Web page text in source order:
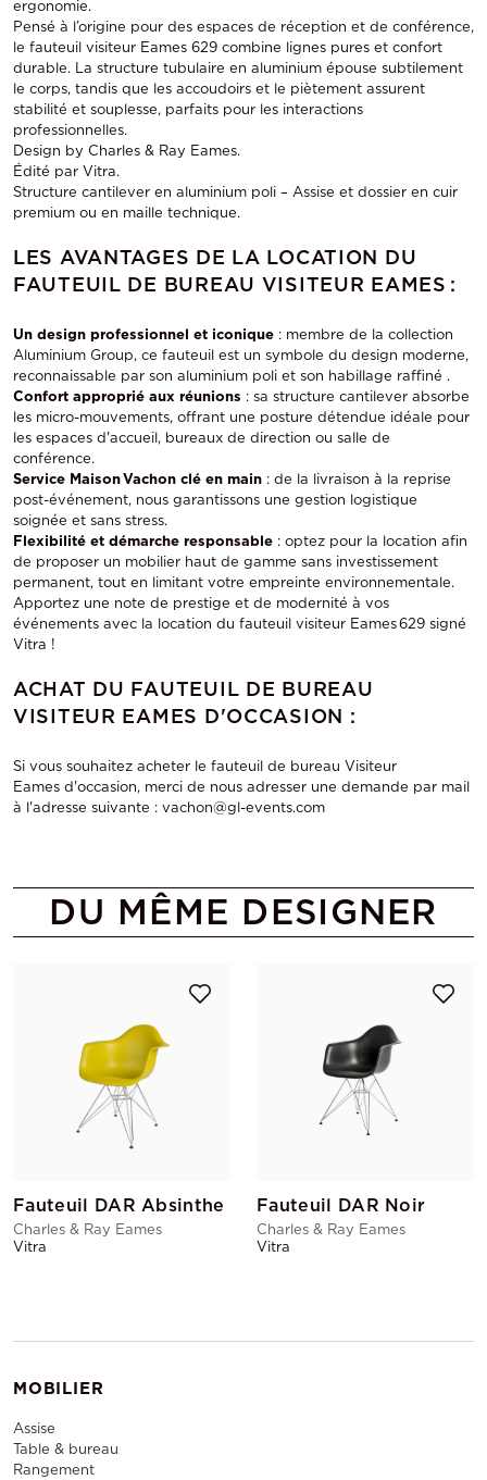
ergonomie.
Pensé à l’origine pour des espaces de réception et de conférence,
le fauteuil visiteur Eames 629 combine lignes pures et confort
durable. La structure tubulaire en aluminium épouse subtilement
le corps, tandis que les accoudoirs et le piètement assurent
stabilité et souplesse, parfaits pour les interactions
professionnelles.
Design by Charles & Ray Eames.
Édité par Vitra.
Structure cantilever en aluminium poli – Assise et dossier en cuir
premium ou en maille technique.
LES AVANTAGES DE LA LOCATION DU
FAUTEUIL DE BUREAU VISITEUR EAMES :
Un design professionnel et iconique : membre de la collection
Aluminium Group, ce fauteuil est un symbole du design moderne,
reconnaissable par son aluminium poli et son habillage raffiné .
Confort approprié aux réunions : sa structure cantilever absorbe
les micro-mouvements, offrant une posture détendue idéale pour
les espaces d'accueil, bureaux de direction ou salle de
conférence.
Service Maison Vachon clé en main : de la livraison à la reprise
post-événement, nous garantissons une gestion logistique
soignée et sans stress.
Flexibilité et démarche responsable : optez pour la location afin
de proposer un mobilier haut de gamme sans investissement
permanent, tout en limitant votre empreinte environnementale.
Apportez une note de prestige et de modernité à vos
événements avec la location du fauteuil visiteur Eames 629 signé
Vitra !
ACHAT DU FAUTEUIL DE BUREAU
VISITEUR EAMES D'OCCASION :
Si vous souhaitez acheter le fauteuil de bureau Visiteur
Eames d'occasion, merci de nous adresser une demande par mail
à l'adresse suivante : vachon@gl-events.com
DU MÊME DESIGNER
Fauteuil DAR Absinthe
Charles & Ray Eames
Vitra
Fauteuil DAR Noir
Charles & Ray Eames
Vitra
MOBILIER
Assise
Table & bureau
Rangement